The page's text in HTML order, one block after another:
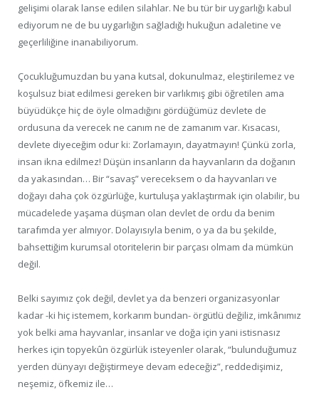
gelişimi olarak lanse edilen silahlar. Ne bu tür bir uygarlığı kabul
ediyorum ne de bu uygarlığın sağladığı hukuğun adaletine ve
geçerliliğine inanabiliyorum.
Çocukluğumuzdan bu yana kutsal, dokunulmaz, eleştirilemez ve
koşulsuz biat edilmesi gereken bir varlıkmış gibi öğretilen ama
büyüdükçe hiç de öyle olmadığını gördüğümüz devlete de
ordusuna da verecek ne canım ne de zamanım var. Kısacası,
devlete diyeceğim odur ki: Zorlamayın, dayatmayın! Çünkü zorla,
insan ikna edilmez! Düşün insanların da hayvanların da doğanın
da yakasından… Bir “savaş” vereceksem o da hayvanları ve
doğayı daha çok özgürlüğe, kurtuluşa yaklaştırmak için olabilir, bu
mücadelede yaşama düşman olan devlet de ordu da benim
tarafımda yer almıyor. Dolayısıyla benim, o ya da bu şekilde,
bahsettiğim kurumsal otoritelerin bir parçası olmam da mümkün
değil.
Belki sayımız çok değil, devlet ya da benzeri organizasyonlar
kadar -ki hiç istemem, korkarım bundan- örgütlü değiliz, imkânımız
yok belki ama hayvanlar, insanlar ve doğa için yani istisnasız
herkes için topyekûn özgürlük isteyenler olarak, “bulunduğumuz
yerden dünyayı değiştirmeye devam edeceğiz”, reddedişimiz,
neşemiz, öfkemiz ile…